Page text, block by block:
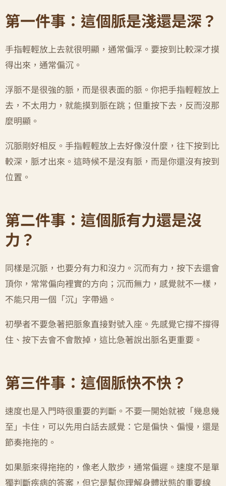
第一件事：這個脈是淺還是深？
手指輕輕放上去就很明顯，通常偏浮。要按到比較深才摸
得出來，通常偏沉。
浮脈不是很強的脈，而是很表面的脈。你把手指輕輕放上
去，不太用力，就能摸到脈在跳；但重按下去，反而沒那
麼明顯。
沉脈剛好相反。手指輕輕放上去好像沒什麼，往下按到比
較深，脈才出來。這時候不是沒有脈，而是你還沒有按到
位置。
第二件事：這個脈有力還是沒
力？
同樣是沉脈，也要分有力和沒力。沉而有力，按下去還會
頂你，常常偏向裡實的方向；沉而無力，感覺就不一樣，
不能只用一個「沉」字帶過。
初學者不要急著把脈象直接對號入座。先感覺它撐不撐得
住、按下去會不會散掉，這比急著說出脈名更重要。
第三件事：這個脈快不快？
速度也是入門時很重要的判斷。不要一開始就被「幾息幾
至」卡住，可以先用白話去感覺：它是偏快、偏慢，還是
節奏拖拖的。
如果脈來得拖拖的，像老人散步，通常偏遲。速度不是單
獨判斷疾病的答案，但它是幫你理解身體狀態的重要線